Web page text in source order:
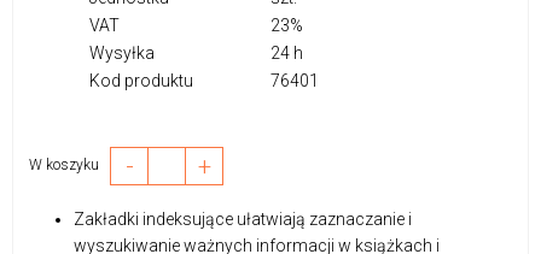
VAT
23%
Wysyłka
24 h
Kod produktu
76401
W koszyku - +
Zakładki indeksujące ułatwiają zaznaczanie i
wyszukiwanie ważnych informacji w książkach i